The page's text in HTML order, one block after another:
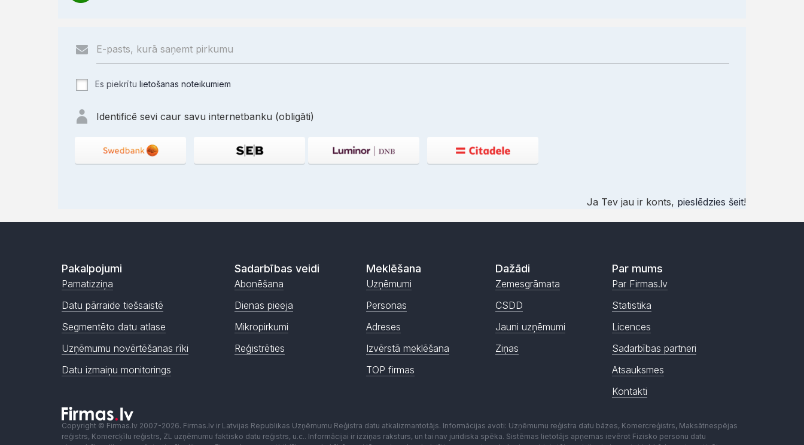
Es piekrītu lietošanas noteikumiem
Identificē sevi caur savu internetbanku (obligāti)
Ja Tev jau ir konts, pieslēdzies šeit!
Pakalpojumi
Pamatizziņa
Datu pārraide tiešsaistē
Segmentēto datu atlase
Uzņēmumu novērtēšanas rīki
Datu izmaiņu monitorings
Sadarbības veidi
Abonēšana
Dienas pieeja
Mikropirkumi
Reģistrēties
Meklēšana
Uzņēmumi
Personas
Adreses
Izvērstā meklēšana
TOP firmas
Dažādi
Zemesgrāmata
CSDD
Jauni uzņēmumi
Ziņas
Par mums
Par Firmas.lv
Statistika
Licences
Sadarbības partneri
Atsauksmes
Kontakti
Copyright © Firmas.lv 2007-2026. Firmas.lv ir Latvijas Republikas Uzņēmumu Reģistra datu atkalizmantotājs. Informācijas avoti: Uzņēmumu reģistra datu bāzes, Komercreģistrs, Maksātnespējas
reģistrs, Komercķīlu reģistrs, ZL uzņēmumu faktisko datu reģistrs, u.c.. Informācijai ir izziņas raksturs, un tai nav juridiska spēka. Sistēmas lietotājs apņemas ievērot Fizisko personu datu